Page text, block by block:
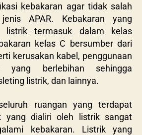
kebakaran agar tidak salah
APAR. Kebakaran yang
listrik termasuk dalam kelas
kelas C bersumber dari
kerusakan kabel, penggunaan
yang berlebihan sehingga
listrik, dan lainnya.
ruangan yang terdapat
yang dialiri oleh listrik sangat
kebakaran. Listrik yang